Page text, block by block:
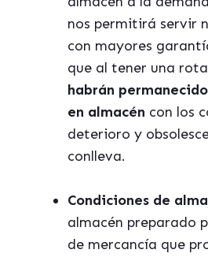
nos permitirá servir
con mayores
que al tener una
habrán
en almacén con los
deterioro y
conlleva.
Condiciones de
almacén preparado
de mercancía que